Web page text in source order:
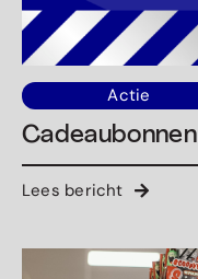
Actie
Cadeaubonnen
Lees bericht